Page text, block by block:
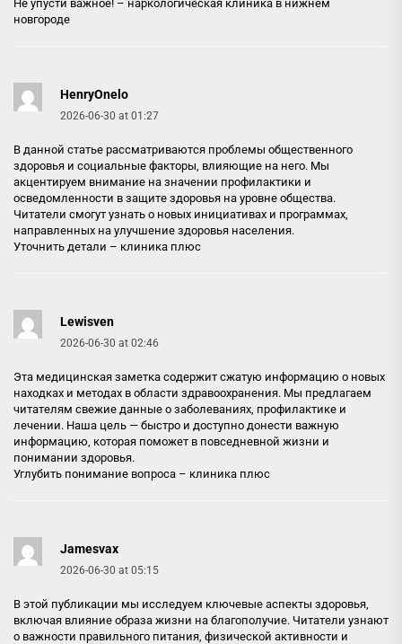
Не упусти важное! – наркологическая клиника в нижнем
новгороде
HenryOnelo
2026-06-30 at 01:27
В данной статье рассматриваются проблемы общественного
здоровья и социальные факторы, влияющие на него. Мы
акцентируем внимание на значении профилактики и
осведомленности в защите здоровья на уровне общества.
Читатели смогут узнать о новых инициативах и программах,
направленных на улучшение здоровья населения.
Уточнить детали – клиника плюс
Lewisven
2026-06-30 at 02:46
Эта медицинская заметка содержит сжатую информацию о новых
находках и методах в области здравоохранения. Мы предлагаем
читателям свежие данные о заболеваниях, профилактике и
лечении. Наша цель — быстро и доступно донести важную
информацию, которая поможет в повседневной жизни и
понимании здоровья.
Углубить понимание вопроса – клиника плюс
Jamesvax
2026-06-30 at 05:15
В этой публикации мы исследуем ключевые аспекты здоровья,
включая влияние образа жизни на благополучие. Читатели узнают
о важности правильного питания, физической активности и